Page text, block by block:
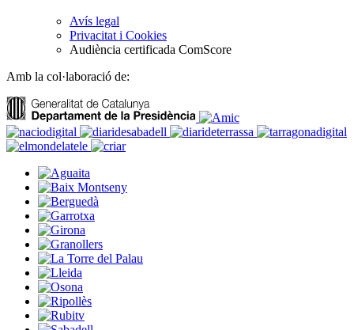
Avís legal
Privacitat i Cookies
Audiència certificada ComScore
Amb la col·laboració de: